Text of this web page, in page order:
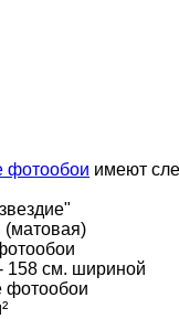
фотообои имеют
158 см. шириной
фотообои